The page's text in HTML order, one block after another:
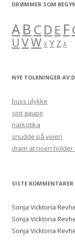
DRØMMER SOM
AB C D E F
U VW X Y Z Å
NYE TOLKNINGER AV
buss ulykke
sint gaupe
narkotika
snudde på veien
drøm at noen holder
SISTE KOMMENTARER
Sonja Vicktoria
Sonja Vicktoria
Sonja Vicktoria